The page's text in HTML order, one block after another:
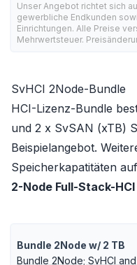
Unser Angebot richtet sich
gewerbliche Endkunden
Einrichtungen. Alle Preise
Mehrwertsteuer.
SvHCI 2Node-Bundle
HCI-Lizenz-Bundle
und 2 x SvSAN (xTB)
Beispielangebot.
Speicherkapatitäten
2-Node Full-Stack-
Bundle 2Node w/ 2 TB
Bundle 2Node; SvHCI